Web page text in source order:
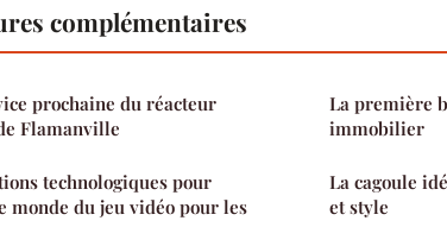
complémentaires
prochaine du réacteur
Flamanville
technologiques pour
monde du jeu vidéo pour les
La première
immobilier
La cagoule
et style